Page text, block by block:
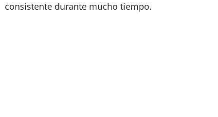
consistente durante mucho tiempo.